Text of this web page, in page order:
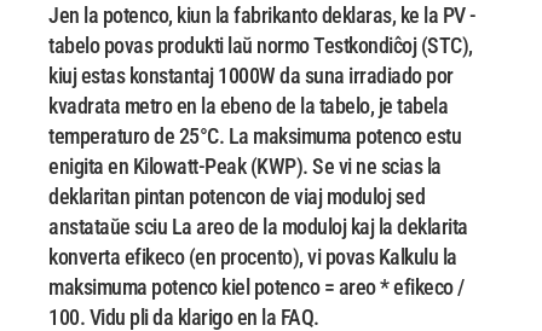
Jen la potenco, kiun la fabrikanto deklaras, ke la PV -
tabelo povas produkti laŭ normoTestkondiĉoj (STC),
kiuj estas konstantaj 1000W da suna irradiado por
kvadrata metro en laebeno de la tabelo, je tabela
temperaturo de 25°C. La maksimuma potenco estu
enigita en Kilowatt-Peak (KWP). Se vi ne scias la
deklaritan pintan potencon de viaj moduloj sed
anstataŭesciu La areo de la moduloj kaj la deklarita
konverta efikeco (en procento), vi povasKalkulu la
maksimuma potenco kiel potenco = areo * efikeco /
100. Vidu pli da klarigo en la FAQ.